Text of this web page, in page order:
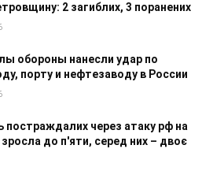
2 загиблих, 3 поранених
обороны нанесли удар по
порту и нефтезаводу в России
постраждалих через атаку рф на
до п'яти, серед них – двоє